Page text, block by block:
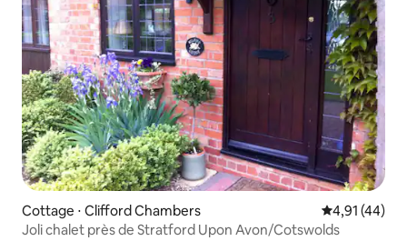
Cottage ⋅ Clifford Chambers Évaluation
4,91 (44)
Joli chalet près de Stratford Upon Avon/Cotswolds